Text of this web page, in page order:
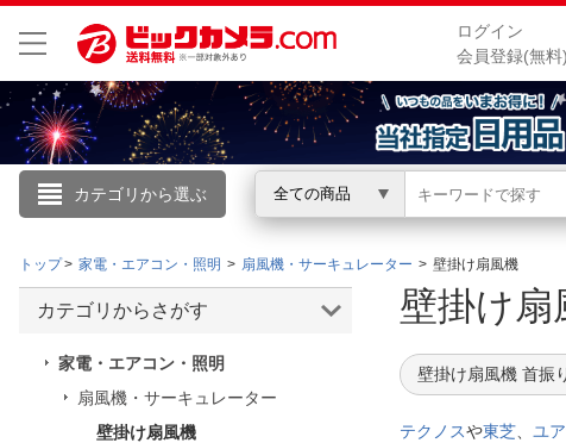
ログイン
会員登録(無料)
カテゴリから選ぶ 全ての商品
こんにちは
ログイン
会員メニュー
トップ 家電・エアコン・照明 扇風機・サーキュレーター 壁掛け扇風機
壁掛け
壁掛け扇風機 首振
テクノスや東芝 ユ
カテゴリからさがす
家電・エアコン・照明
扇風機・サーキュレーター
壁掛け扇風機